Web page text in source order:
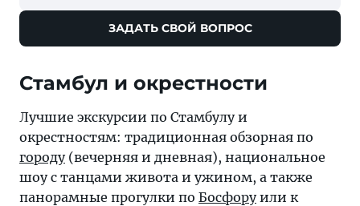
ЗАДАТЬ СВОЙ ВОПРОС
Стамбул и окрестности
Лучшие экскурсии по Стамбулу и
окрестностям: традиционная обзорная по
городу(вечерняя и дневная), национальное
шоу с танцами живота и ужином, а также
панорамные прогулки по Босфоруили к